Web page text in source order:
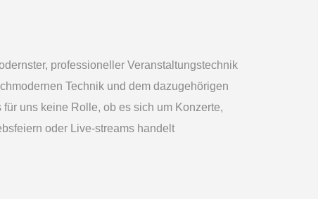
professioneller Veranstaltungstechnik
Technik und dem dazugehörigen
uns keine Rolle, ob es sich um Konzerte,
oder Live-streams handelt